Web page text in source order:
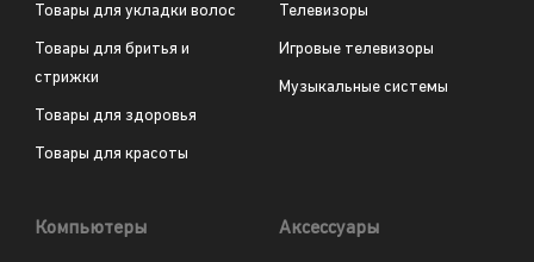
Товары для укладки волос
Товары для бритья и
стрижки
Товары для здоровья
Товары для красоты
Телевизоры
Игровые телевизоры
Музыкальные системы
Компьютеры Аксессуары